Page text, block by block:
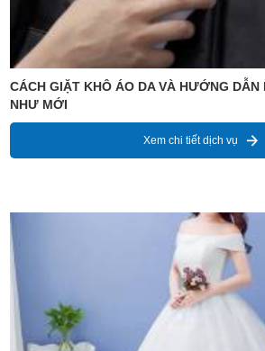
CÁCH GIẶT KHÔ ÁO DA VÀ HƯỚNG DẪN
NHƯ MỚI
Xem chi tiết dịch vụ